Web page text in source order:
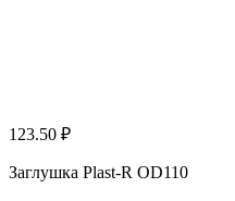
123.50 ₽
Заглушка Plast-R OD110